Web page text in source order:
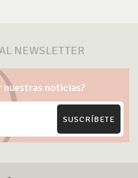
NEWSLETTER
nuestras noticias?
SUSCRÍBETE